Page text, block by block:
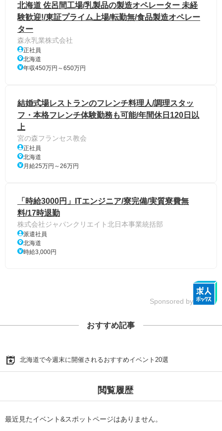
北海道 佐呂間工場/乳製品の製造オペレーター 未経
験歓迎!/東証プライム上場/転勤無/食品製造オペレー
ター
森永乳業株式会社
正社員
北海道
年収450万円～650万円
結婚式場レストランのフレンチ料理人/調理スタッ
フ・本格フレンチ体験勤務も可能/年間休日120日以
上
宮の森フランセス教会
正社員
北海道
月給25万円～26万円
「時給3000円」ITエンジニア/寮完備/実質寮費無
料/17時退勤
株式会社ジャパンクリエイト北日本事業統括部
派遣社員
北海道
時給3,000円
Sponsored by
おすすめ記事
北海道で今週末に開催されるおすすめイベント20選
閲覧履歴
最近見たイベント&スポットページはありません。